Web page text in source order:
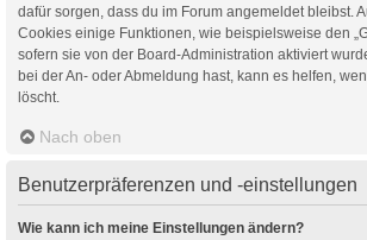
dafür sorgen, dass du im Forum angemeldet bleibst.
Cookies einige Funktionen, wie beispielsweise den
sofern sie von der Board-Administration aktiviert
bei der An- oder Abmeldung hast, kann es helfen,
löscht.
Nach oben
Benutzerpräferenzen und -einstellungen
Wie kann ich meine Einstellungen ändern?